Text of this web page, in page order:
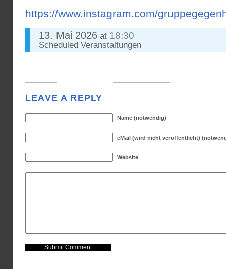
https://www.instagram.com/
13. Mai 2026 at 18:30
Scheduled Veranstaltungen
LEAVE A REPLY
Name (notwendig)
eMail (wird nicht veröffentlicht)
Website